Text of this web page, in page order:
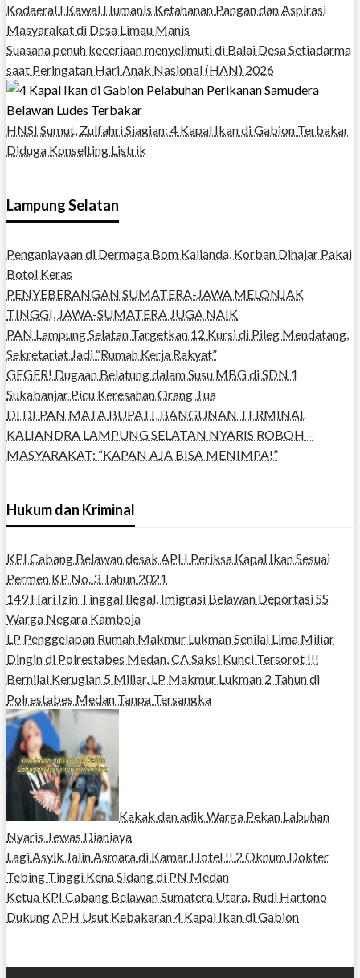
Kodaeral I Kawal Humanis Ketahanan Pangan dan Aspirasi
Masyarakat di Desa Limau Manis
Suasana penuh keceriaan menyelimuti di Balai Desa Setiadarma
saat Peringatan Hari Anak Nasional (HAN) 2026
HNSI Sumut, Zulfahri Siagian: 4 Kapal Ikan di Gabion Terbakar
Diduga Konselting Listrik
Lampung Selatan
Penganiayaan di Dermaga Bom Kalianda, Korban Dihajar Pakai
Botol Keras
PENYEBERANGAN SUMATERA-JAWA MELONJAK
TINGGI, JAWA-SUMATERA JUGA NAIK
PAN Lampung Selatan Targetkan 12 Kursi di Pileg Mendatang,
Sekretariat Jadi “Rumah Kerja Rakyat”
GEGER! Dugaan Belatung dalam Susu MBG di SDN 1
Sukabanjar Picu Keresahan Orang Tua
DI DEPAN MATA BUPATI, BANGUNAN TERMINAL
KALIANDRA LAMPUNG SELATAN NYARIS ROBOH –
MASYARAKAT: “KAPAN AJA BISA MENIMPA!”
Hukum dan Kriminal
KPI Cabang Belawan desak APH Periksa Kapal Ikan Sesuai
Permen KP No. 3 Tahun 2021
149 Hari Izin Tinggal Ilegal, Imigrasi Belawan Deportasi SS
Warga Negara Kamboja
LP Penggelapan Rumah Makmur Lukman Senilai Lima Miliar
Dingin di Polrestabes Medan, CA Saksi Kunci Tersorot !!!
Bernilai Kerugian 5 Miliar, LP Makmur Lukman 2 Tahun di
Polrestabes Medan Tanpa Tersangka
Kakak dan adik Warga Pekan Labuhan
Nyaris Tewas Dianiaya
Lagi Asyik Jalin Asmara di Kamar Hotel !! 2 Oknum Dokter
Tebing Tinggi Kena Sidang di PN Medan
Ketua KPI Cabang Belawan Sumatera Utara, Rudi Hartono
Dukung APH Usut Kebakaran 4 Kapal Ikan di Gabion